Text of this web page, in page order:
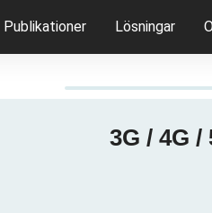
Publikationer Lösningar
3G / 4G